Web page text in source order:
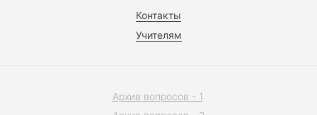
Контакты
Учителям
Архив вопросов - 1